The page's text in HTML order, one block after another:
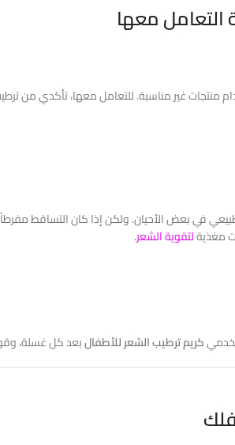
معها
منتجات غير مناسبة. للتعامل معها، تأكدي من
في بعض الأحيان. ولكن إذا كان التساقط
مغذيةلتقوية الشعر.
كريم ترطيب الشعر للأطفالبعد كل غسلة،